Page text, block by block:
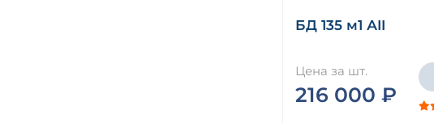
БД 135 м1 АII
Цена за шт.
216 000 ₽